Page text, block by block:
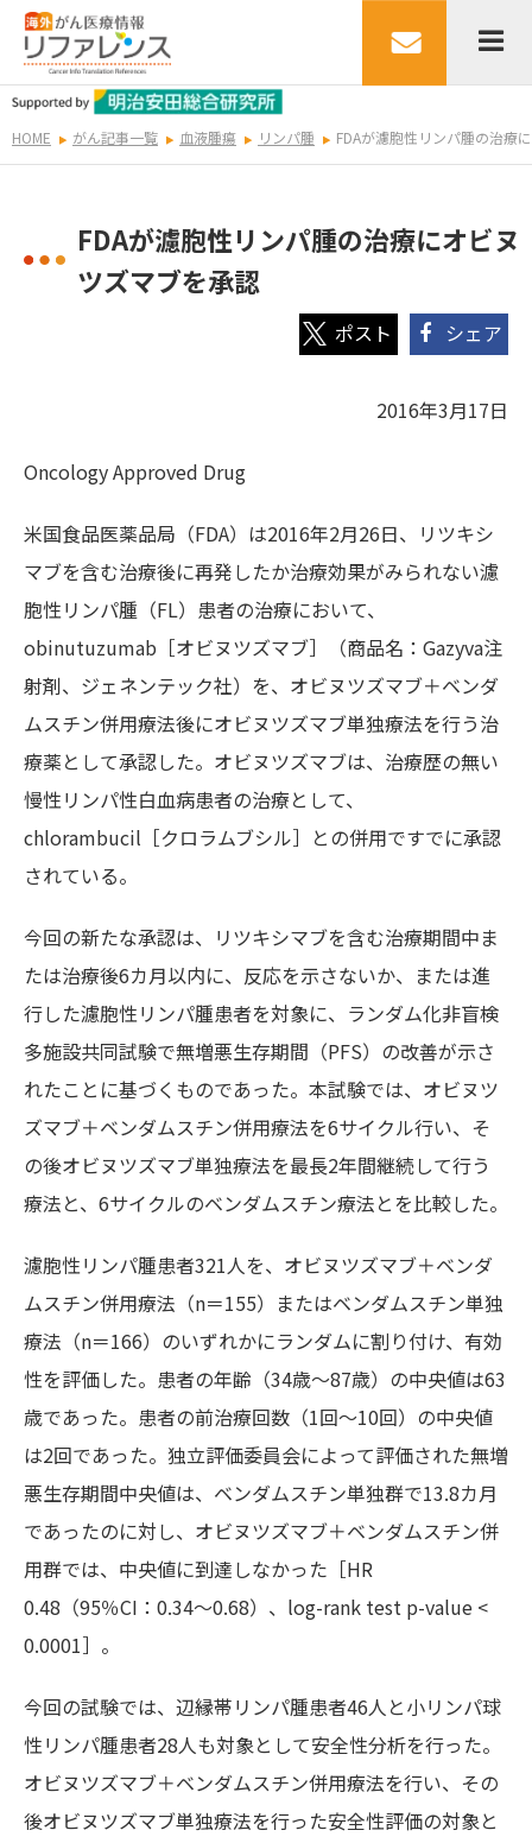
HOME がん記事一覧 血液腫瘍 リンパ腫 FDAが濾胞性リンパ腫の治療
FDAが濾胞性リンパ腫の治療にオビヌ
ツズマブを承認
シェア
2016年3月17日
Oncology Approved Drug
米国食品医薬品局（FDA）は2016年2月26日、リツキシ
マブを含む治療後に再発したか治療効果がみられない濾
胞性リンパ腫（FL）患者の治療において、
obinutuzumab［オビヌツズマブ］（商品名：Gazyva注
射剤、ジェネンテック社）を、オビヌツズマブ＋ベンダ
ムスチン併用療法後にオビヌツズマブ単独療法を行う治
療薬として承認した。オビヌツズマブは、治療歴の無い
慢性リンパ性白血病患者の治療として、
chlorambucil［クロラムブシル］との併用ですでに承認
されている。
今回の新たな承認は、リツキシマブを含む治療期間中ま
たは治療後6カ月以内に、反応を示さないか、または進
行した濾胞性リンパ腫患者を対象に、ランダム化非盲検
多施設共同試験で無増悪生存期間（PFS）の改善が示さ
れたことに基づくものであった。本試験では、オビヌツ
ズマブ＋ベンダムスチン併用療法を6サイクル行い、そ
の後オビヌツズマブ単独療法を最長2年間継続して行う
療法と、6サイクルのベンダムスチン療法とを比較した。
濾胞性リンパ腫患者321人を、オビヌツズマブ＋ベンダ
ムスチン併用療法（n＝155）またはベンダムスチン単独
療法（n＝166）のいずれかにランダムに割り付け、有効
性を評価した。患者の年齢（34歳～87歳）の中央値は63
歳であった。患者の前治療回数（1回～10回）の中央値
は2回であった。独立評価委員会によって評価された無増
悪生存期間中央値は、ベンダムスチン単独群で13.8カ月
であったのに対し、オビヌツズマブ＋ベンダムスチン併
用群では、中央値に到達しなかった［HR
0.48（95％CI：0.34～0.68）、log-rank test p-value <
0.0001］。
今回の試験では、辺縁帯リンパ腫患者46人と小リンパ球
性リンパ腫患者28人も対象として安全性分析を行った。
オビヌツズマブ＋ベンダムスチン併用療法を行い、その
後オビヌツズマブ単独療法を行った安全性評価の対象と